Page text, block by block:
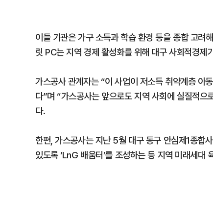
이들 기관은 가구 소득과 학습 환경 등을 종합 고려
릿 PC는 지역 경제 활성화를 위해 대구 사회적경제
가스공사 관계자는 “이 사업이 저소득 취약계층 아
다”며 “가스공사는 앞으로도 지역 사회에 실질적
다.
한편, 가스공사는 지난 5월 대구 동구 안심제1종합
있도록 ‘LnG 배움터’를 조성하는 등 지역 미래세